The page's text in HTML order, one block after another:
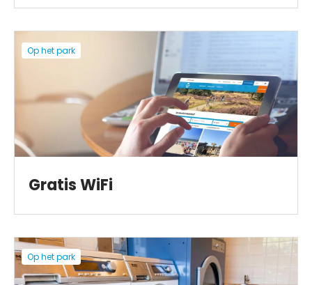
Op het park
Gratis WiFi
Op het park